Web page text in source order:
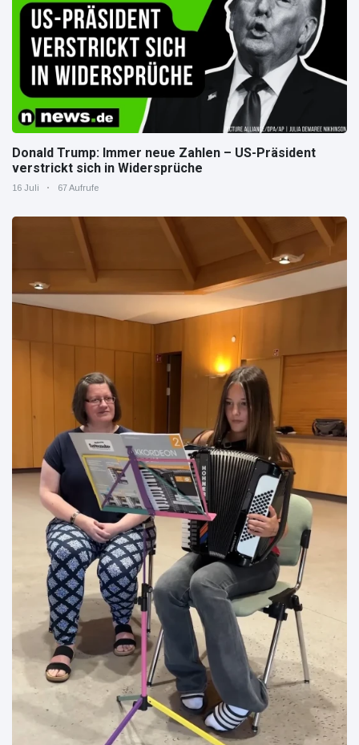
Donald Trump: Immer neue Zahlen – US-Präsident
verstrickt sich in Widersprüche
16 Juli 67 Aufrufe